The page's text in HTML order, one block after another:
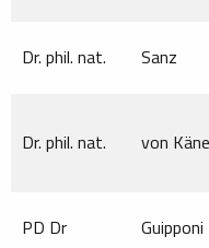
Dr. phil. nat. Sanz
Dr. phil. nat. von
PD Dr Guipponi